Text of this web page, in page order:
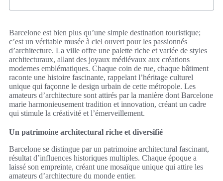
Barcelone est bien plus qu’une simple destination touristique;
c’est un véritable musée à ciel ouvert pour les passionnés
d’architecture. La ville offre une palette riche et variée de styles
architecturaux, allant des joyaux médiévaux aux créations
modernes emblématiques. Chaque coin de rue, chaque bâtiment
raconte une histoire fascinante, rappelant l’héritage culturel
unique qui façonne le design urbain de cette métropole. Les
amateurs d’architecture sont attirés par la manière dont Barcelone
marie harmonieusement tradition et innovation, créant un cadre
qui stimule la créativité et l’émerveillement.
Un patrimoine architectural riche et diversifié
Barcelone se distingue par un patrimoine architectural fascinant,
résultat d’influences historiques multiples. Chaque époque a
laissé son empreinte, créant une mosaïque unique qui attire les
amateurs d’architecture du monde entier.